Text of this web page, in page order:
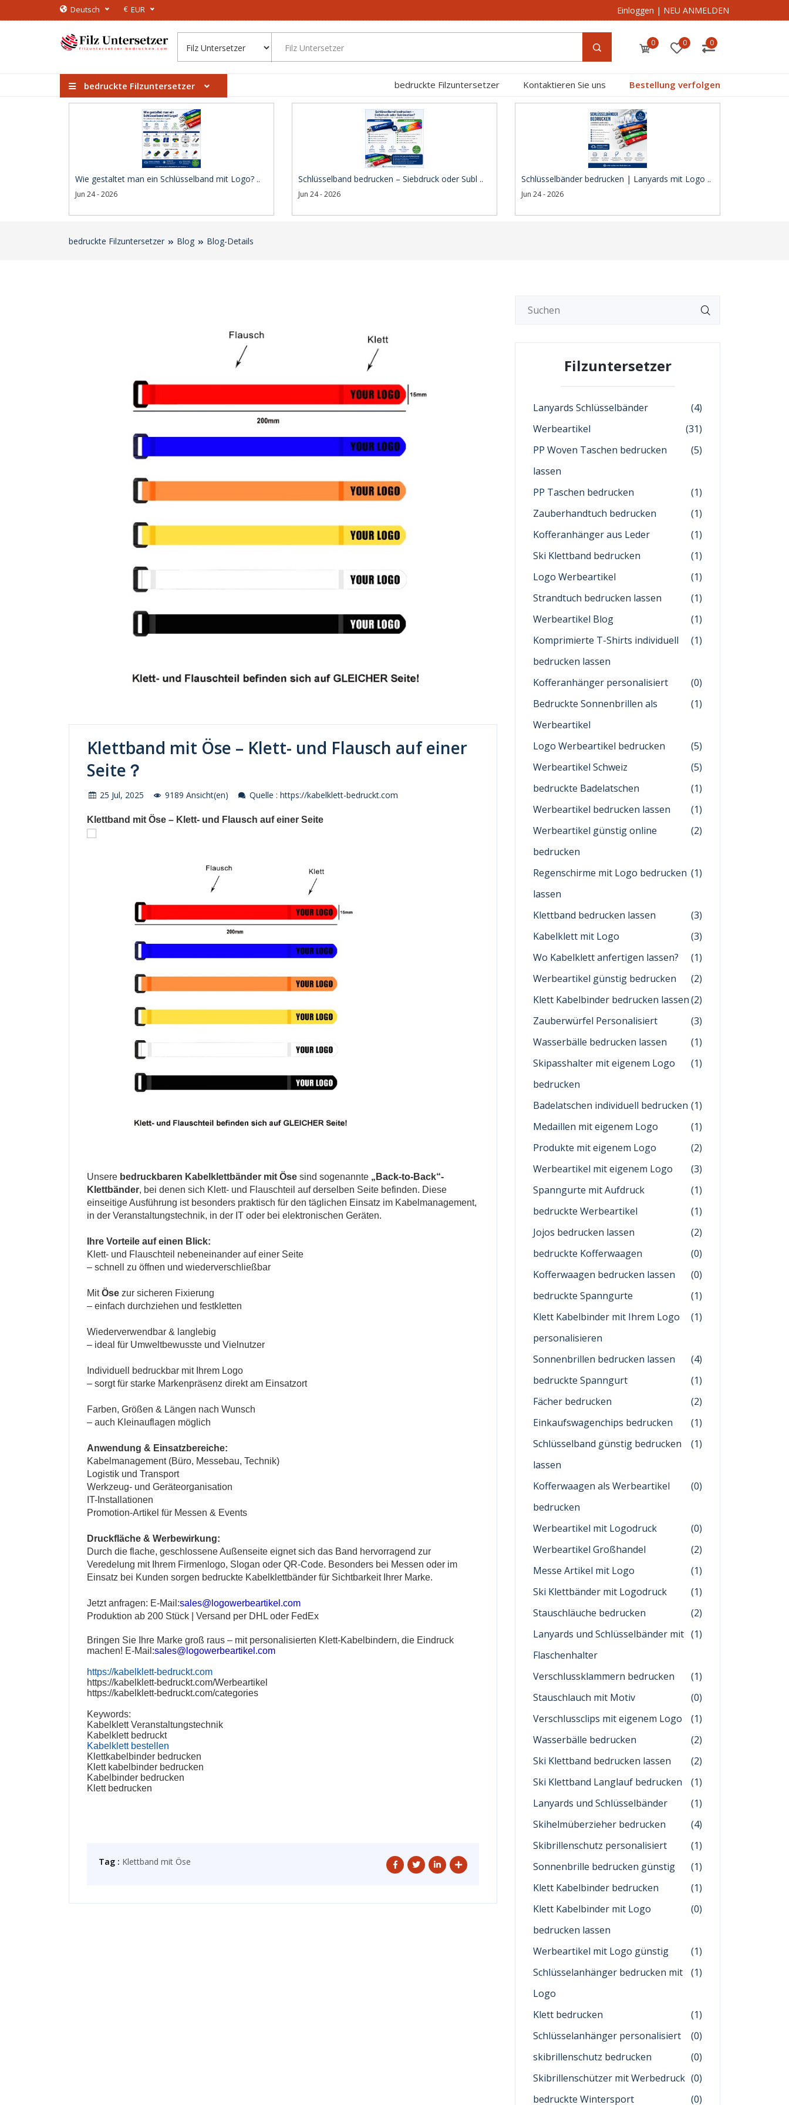
Deutsch € EUR Einloggen | NEU ANMELDEN
0 0 0
bedruckte Filzuntersetzer bedruckte Filzuntersetzer Kontaktieren Sie uns Bestellung verfolgen
Wie gestaltet man ein Schlüsselband mit Logo? ..
Jun 24 - 2026
Schlüsselband bedrucken – Siebdruck oder Subl ..
Jun 24 - 2026
Schlüsselbänder bedrucken | Lanyards mit Logo ..
Jun 24 - 2026
bedruckte Filzuntersetzer Blog Blog-Details
Klettband mit Öse – Klett- und Flausch auf einer
Seite？
25 Jul, 2025 9189 Ansicht(en) Quelle : https://kabelklett-bedruckt.com
Klettband mit Öse – Klett- und Flausch auf einer Seite
Unsere bedruckbaren Kabelklettbänder mit Öse sind sogenannte „Back-to-Back“-
Klettbänder, bei denen sich Klett- und Flauschteil auf derselben Seite befinden. Diese
einseitige Ausführung ist besonders praktisch für den täglichen Einsatz im Kabelmanagement,
in der Veranstaltungstechnik, in der IT oder bei elektronischen Geräten.
Ihre Vorteile auf einen Blick:
Klett- und Flauschteil nebeneinander auf einer Seite
– schnell zu öffnen und wiederverschließbar
MitÖse zur sicheren Fixierung
– einfach durchziehen und festkletten
Wiederverwendbar & langlebig
– ideal für Umweltbewusste und Vielnutzer
Individuell bedruckbar mit Ihrem Logo
– sorgt für starke Markenpräsenz direkt am Einsatzort
Farben, Größen & Längen nach Wunsch
– auch Kleinauflagen möglich
Anwendung & Einsatzbereiche:
Kabelmanagement (Büro, Messebau, Technik)
Logistik und Transport
Werkzeug- und Geräteorganisation
IT-Installationen
Promotion-Artikel für Messen & Events
Druckfläche & Werbewirkung:
Durch die flache, geschlossene Außenseite eignet sich das Band hervorragend zur
Veredelung mit Ihrem Firmenlogo, Slogan oder QR-Code. Besonders bei Messen oder im
Einsatz bei Kunden sorgen bedruckte Kabelklettbänder für Sichtbarkeit Ihrer Marke.
Jetzt anfragen: E-Mail:sales@logowerbeartikel.com
Produktion ab 200 Stück | Versand per DHL oder FedEx
Bringen Sie Ihre Marke groß raus – mit personalisierten Klett-Kabelbindern, die Eindruck
machen! E-Mail:sales@logowerbeartikel.com
https://kabelklett-bedruckt.com
https://kabelklett-bedruckt.com/Werbeartikel
https://kabelklett-bedruckt.com/categories
Keywords:
Kabelklett Veranstaltungstechnik
Kabelklett bedruckt
Kabelklett bestellen
Klettkabelbinder bedrucken
Klett kabelbinder bedrucken
Kabelbinder bedrucken
Klett bedrucken
Tag : Klettband mit Öse
Filzuntersetzer
Lanyards Schlüsselbänder
(4)
Werbeartikel
(31)
PP Woven Taschen bedrucken
lassen
(5)
PP Taschen bedrucken
(1)
Zauberhandtuch bedrucken
(1)
Kofferanhänger aus Leder
(1)
Ski Klettband bedrucken
(1)
Logo Werbeartikel
(1)
Strandtuch bedrucken lassen
(1)
Werbeartikel Blog
(1)
Komprimierte T-Shirts individuell
bedrucken lassen
(1)
Kofferanhänger personalisiert
(0)
Bedruckte Sonnenbrillen als
Werbeartikel
(1)
Logo Werbeartikel bedrucken
(5)
Werbeartikel Schweiz
(5)
bedruckte Badelatschen
(1)
Werbeartikel bedrucken lassen
(1)
Werbeartikel günstig online
bedrucken
(2)
Regenschirme mit Logo bedrucken
lassen
(1)
Klettband bedrucken lassen
(3)
Kabelklett mit Logo
(3)
Wo Kabelklett anfertigen lassen?
(1)
Werbeartikel günstig bedrucken
(2)
Klett Kabelbinder bedrucken lassen(2)
Zauberwürfel Personalisiert
(3)
Wasserbälle bedrucken lassen
(1)
Skipasshalter mit eigenem Logo
bedrucken
(1)
Badelatschen individuell bedrucken (1)
Medaillen mit eigenem Logo
(1)
Produkte mit eigenem Logo
(2)
Werbeartikel mit eigenem Logo
(3)
Spanngurte mit Aufdruck
(1)
bedruckte Werbeartikel
(1)
Jojos bedrucken lassen
(2)
bedruckte Kofferwaagen
(0)
Kofferwaagen bedrucken lassen
(0)
bedruckte Spanngurte
(1)
Klett Kabelbinder mit Ihrem Logo
personalisieren
(1)
Sonnenbrillen bedrucken lassen
(4)
bedruckte Spanngurt
(1)
Fächer bedrucken
(2)
Einkaufswagenchips bedrucken
(1)
Schlüsselband günstig bedrucken
lassen
(1)
Kofferwaagen als Werbeartikel
bedrucken
(0)
Werbeartikel mit Logodruck
(0)
Werbeartikel Großhandel
(2)
Messe Artikel mit Logo
(1)
Ski Klettbänder mit Logodruck
(1)
Stauschläuche bedrucken
(2)
Lanyards und Schlüsselbänder mit
Flaschenhalter
(1)
Verschlussklammern bedrucken
(1)
Stauschlauch mit Motiv
(0)
Verschlussclips mit eigenem Logo
(1)
Wasserbälle bedrucken
(2)
Ski Klettband bedrucken lassen
(2)
Ski Klettband Langlauf bedrucken
(1)
Lanyards und Schlüsselbänder
(1)
Skihelmüberzieher bedrucken
(4)
Skibrillenschutz personalisiert
(1)
Sonnenbrille bedrucken günstig
(1)
Klett Kabelbinder bedrucken
(1)
Klett Kabelbinder mit Logo
bedrucken lassen
(0)
Werbeartikel mit Logo günstig
(1)
Schlüsselanhänger bedrucken mit
Logo
(1)
Klett bedrucken
(1)
Schlüsselanhänger personalisiert
(0)
skibrillenschutz bedrucken
(0)
Skibrillenschützer mit Werbedruck (0)
bedruckte Wintersport
(0)